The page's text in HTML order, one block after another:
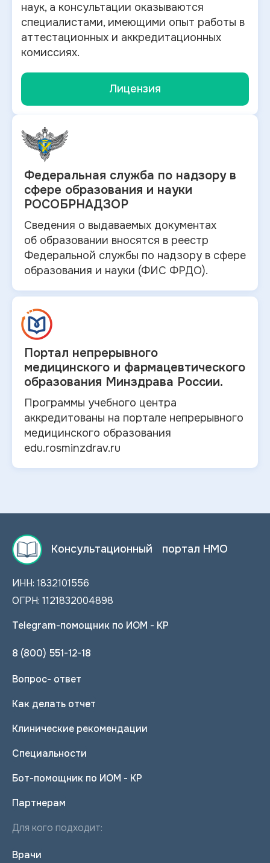
наук, а консультации оказываются
специалистами, имеющими опыт работы в
аттестационных и аккредитационных
комиссиях.
Лицензия
Федеральная служба по надзору в
сфере образования и науки
РОСОБРНАДЗОР
Сведения о выдаваемых документах
об образовании вносятся в реестр
Федеральной службы по надзору в сфере
образования и науки (ФИС ФРДО).
Портал непрерывного
медицинского и фармацевтического
образования Минздрава России.
Программы учебного центра
аккредитованы на портале непрерывного
медицинского образования
edu.rosminzdrav.ru
Консультационный портал НМО
ИНН: 1832101556
ОГРН: 1121832004898
Telegram-помощник по ИОМ - КР
8 (800) 551-12-18
Вопрос- ответ
Как делать отчет
Клинические рекомендации
Специальности
Бот-помощник по ИОМ - КР
Партнерам
Для кого подходит:
Врачи